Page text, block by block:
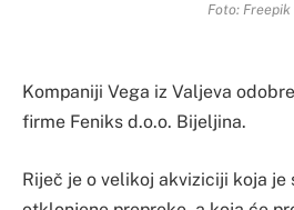
Foto: Freepik
Kompaniji Vega iz Valjeva
firme Feniks d.o.o. Bijeljina.
Riječ je o velikoj akviziciji koja je